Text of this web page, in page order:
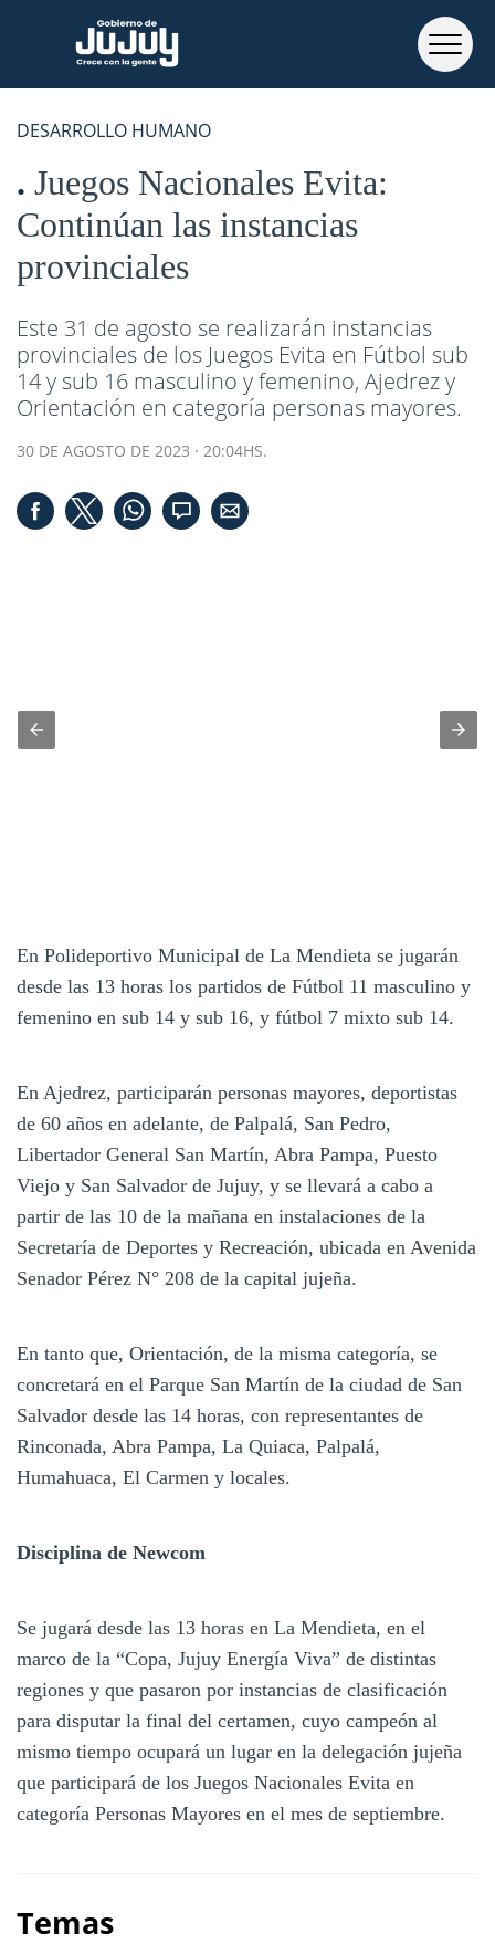
DESARROLLO HUMANO
Juegos Nacionales Evita:
Continúan las instancias
provinciales
Este 31 de agosto se realizarán instancias
provinciales de los Juegos Evita en Fútbol sub
14 y sub 16 masculino y femenino, Ajedrez y
Orientación en categoría personas mayores.
30 DE AGOSTO DE 2023 · 20:04HS.
En Polideportivo Municipal de La Mendieta se jugarán
desde las 13 horas los partidos de Fútbol 11 masculino y
femenino en sub 14 y sub 16, y fútbol 7 mixto sub 14.
En Ajedrez, participarán personas mayores, deportistas
de 60 años en adelante, de Palpalá, San Pedro,
Libertador General San Martín, Abra Pampa, Puesto
Viejo y San Salvador de Jujuy, y se llevará a cabo a
partir de las 10 de la mañana en instalaciones de la
Secretaría de Deportes y Recreación, ubicada en Avenida
Senador Pérez N° 208 de la capital jujeña.
En tanto que, Orientación, de la misma categoría, se
concretará en el Parque San Martín de la ciudad de San
Salvador desde las 14 horas, con representantes de
Rinconada, Abra Pampa, La Quiaca, Palpalá,
Humahuaca, El Carmen y locales.
Disciplina de Newcom
Se jugará desde las 13 horas en La Mendieta, en el
marco de la “Copa, Jujuy Energía Viva” de distintas
regiones y que pasaron por instancias de clasificación
para disputar la final del certamen, cuyo campeón al
mismo tiempo ocupará un lugar en la delegación jujeña
que participará de los Juegos Nacionales Evita en
categoría Personas Mayores en el mes de septiembre.
Temas